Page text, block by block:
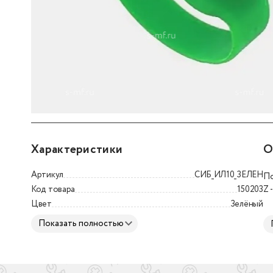
Силиконовый браслет IL-10E (EM-Marin)
Характеристики
Артикул
СИБ_ИЛ10_ЗЕЛЕН
Код товара
150203
Цвет
Зелёный
Показать полностью
Z